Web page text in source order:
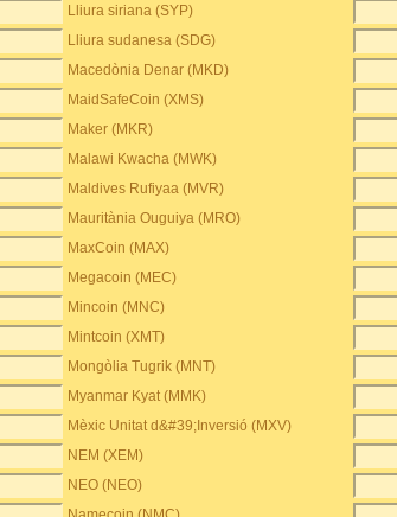
Lliura siriana (SYP)
Lliura sudanesa (SDG)
Macedònia Denar (MKD)
MaidSafeCoin (XMS)
Maker (MKR)
Malawi Kwacha (MWK)
Maldives Rufiyaa (MVR)
Mauritània Ouguiya (MRO)
MaxCoin (MAX)
Megacoin (MEC)
Mincoin (MNC)
Mintcoin (XMT)
Mongòlia Tugrik (MNT)
Myanmar Kyat (MMK)
Mèxic Unitat d&#39;Inversió (MXV)
NEM (XEM)
NEO (NEO)